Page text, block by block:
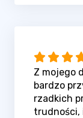
Z mojego
bardzo
rzadkich
trudności,